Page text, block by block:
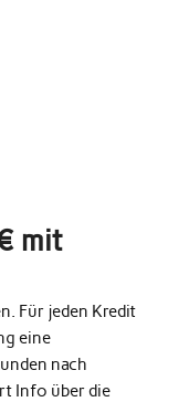
mit
Für jeden Kredit
eine
nach
Info über die